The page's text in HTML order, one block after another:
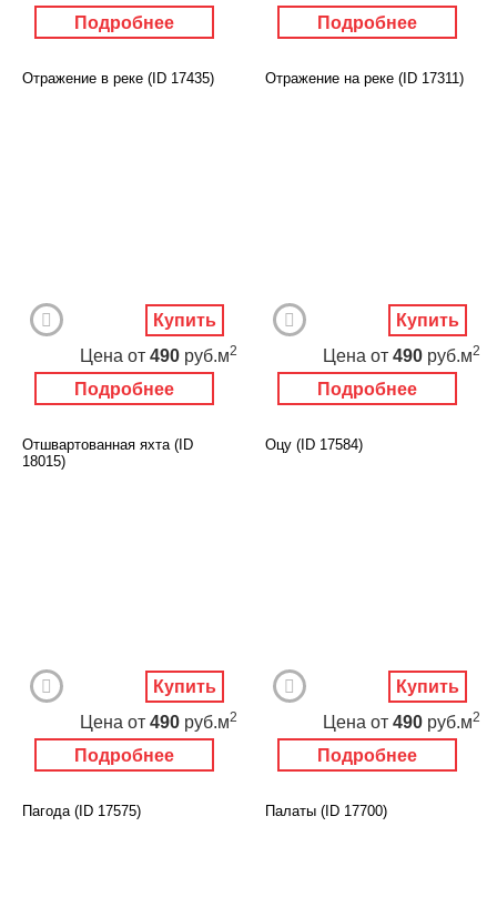
Подробнее Подробнее
Отражение в реке (ID 17435)
Подробнее
Цена от 490 руб.м2
Купить
Отражение на реке (ID 17311)
Подробнее
Цена от 490 руб.м2
Купить
Отшвартованная яхта (ID
18015)
Подробнее
Цена от 490 руб.м2
Купить
Оцу (ID 17584)
Подробнее
Цена от 490 руб.м2
Купить
Пагода (ID 17575) Палаты (ID 17700)